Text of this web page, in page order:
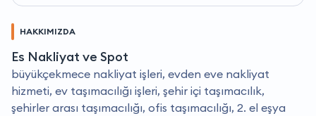
HAKKIMIZDA
Es Nakliyat ve Spot
büyükçekmece nakliyat işleri, evden eve nakliyat
hizmeti, ev taşımacılığı işleri, şehir içi taşımacılık,
şehirler arası taşımacılığı, ofis taşımacılığı, 2. el eşya